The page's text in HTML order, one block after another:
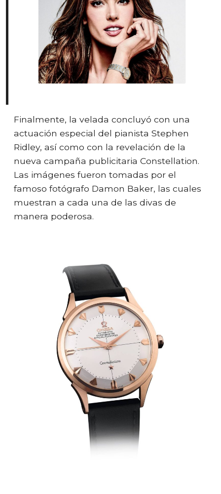
Finalmente, la velada concluyó con una
actuación especial del pianista Stephen
Ridley, así como con la revelación de la
nueva campaña publicitaria Constellation.
Las imágenes fueron tomadas por el
famoso fotógrafo Damon Baker, las cuales
muestran a cada una de las divas de
manera poderosa.